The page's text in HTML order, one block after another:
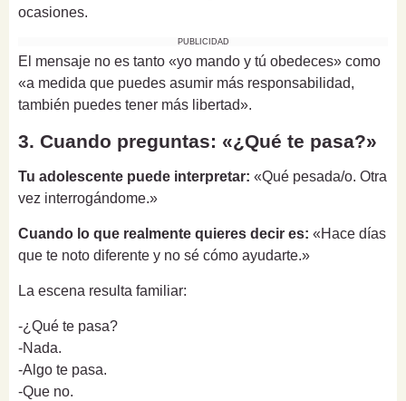
ocasiones.
PUBLICIDAD
El mensaje no es tanto «yo mando y tú obedeces» como
«a medida que puedes asumir más responsabilidad,
también puedes tener más libertad».
3. Cuando preguntas: «¿Qué te pasa?»
Tu adolescente puede interpretar: «Qué pesada/o. Otra
vez interrogándome.»
Cuando lo que realmente quieres decir es: «Hace días
que te noto diferente y no sé cómo ayudarte.»
La escena resulta familiar:
-¿Qué te pasa?
-Nada.
-Algo te pasa.
-Que no.